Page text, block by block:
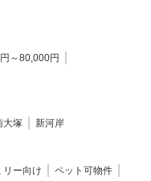
～80,000円
大塚 新河岸
リー向け
ペット可物件